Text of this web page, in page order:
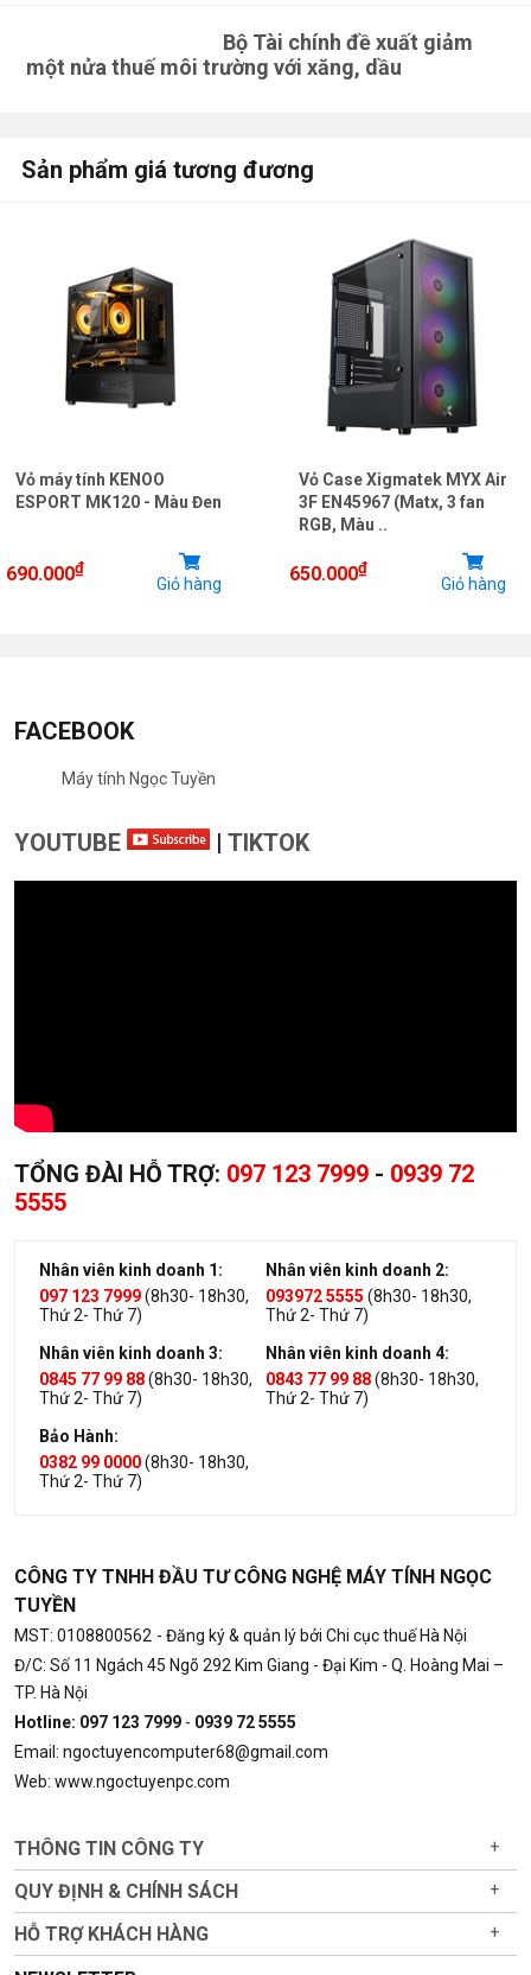
Bộ Tài chính đề xuất giảm
một nửa thuế môi trường với xăng, dầu
Sản phẩm giá tương đương
Vỏ máy tính KENOO
ESPORT MK120 - Màu Đen
690.000₫
Giỏ hàng
Vỏ Case Xigmatek MYX Air
3F EN45967 (Matx, 3 fan
RGB, Màu ..
650.000₫
Giỏ hàng
FACEBOOK
Máy tính Ngọc Tuyền
YOUTUBE TIKTOK
TỔNG ĐÀI HỖ TRỢ: 097 123 7999 - 0939 72
5555
Nhân viên kinh doanh 1:
097 123 7999(8h30- 18h30,
Thứ 2- Thứ 7)
Nhân viên kinh doanh 2:
093972 5555 (8h30- 18h30,
Thứ 2- Thứ 7)
Nhân viên kinh doanh 3:
0845 77 99 88(8h30- 18h30,
Thứ 2- Thứ 7)
Nhân viên kinh doanh 4:
0843 77 99 88(8h30- 18h30,
Thứ 2- Thứ 7)
Bảo Hành:
0382 99 0000(8h30- 18h30,
Thứ 2- Thứ 7)
CÔNG TY TNHH ĐẦU TƯ CÔNG NGHỆ MÁY TÍNH NGỌC
TUYỀN
MST: 0108800562 - Đăng ký & quản lý bởi Chi cục thuế Hà Nội
Đ/C: Số 11 Ngách 45 Ngõ 292 Kim Giang - Đại Kim - Q. Hoàng Mai –
TP. Hà Nội
Hotline: 097 123 7999 - 0939 72 5555
Email: ngoctuyencomputer68@gmail.com
Web: www.ngoctuyenpc.com
THÔNG TIN CÔNG TY +
QUY ĐỊNH & CHÍNH SÁCH +
HỖ TRỢ KHÁCH HÀNG +